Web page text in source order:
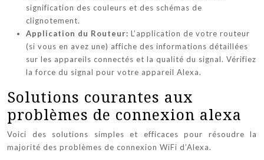
signification des couleurs et des schémas de
clignotement.
Application du Routeur: L’application de votre routeur
(si vous en avez une) affiche des informations détaillées
sur les appareils connectés et la qualité du signal. Vérifiez
la force du signal pour votre appareil Alexa.
Solutions courantes aux
problèmes de connexion alexa
Voici des solutions simples et efficaces pour résoudre la
majorité des problèmes de connexion WiFi d’Alexa.